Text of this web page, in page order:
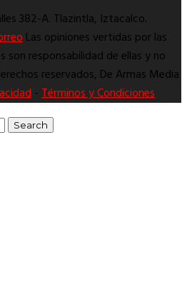
382-A. Tlazintla, Iztacalco.
Las opiniones vertidas por las
son responsabilidad de ellas y no
reservados, De Armas Media
-Términos y Condiciones